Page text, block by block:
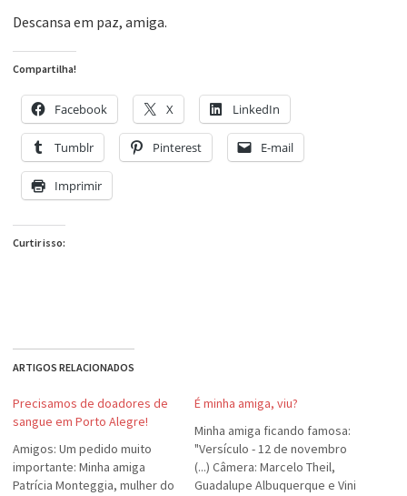
Descansa em paz, amiga.
Compartilha!
Facebook X LinkedIn
Tumblr Pinterest E-mail
Imprimir
Curtir isso:
ARTIGOS RELACIONADOS
Precisamos de doadores de
sangue em Porto Alegre!
Amigos: Um pedido muito
importante: Minha amiga
Patrícia Monteggia, mulher do
É minha amiga, viu?
Minha amiga ficando famosa:
"Versículo - 12 de novembro
(...) Câmera: Marcelo Theil,
Guadalupe Albuquerque e Vini